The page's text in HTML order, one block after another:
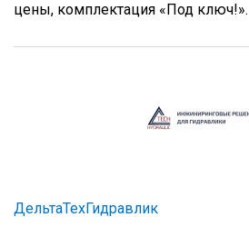
цены, комплектация «Под ключ!».
ДельтаТехГидравлик